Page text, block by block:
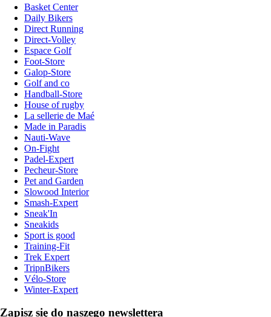
Basket Center
Daily Bikers
Direct Running
Direct-Volley
Espace Golf
Foot-Store
Galop-Store
Golf and co
Handball-Store
House of rugby
La sellerie de Maé
Made in Paradis
Nauti-Wave
On-Fight
Padel-Expert
Pecheur-Store
Pet and Garden
Slowood Interior
Smash-Expert
Sneak'In
Sneakids
Sport is good
Training-Fit
Trek Expert
TripnBikers
Vélo-Store
Winter-Expert
Zapisz się do naszego newslettera